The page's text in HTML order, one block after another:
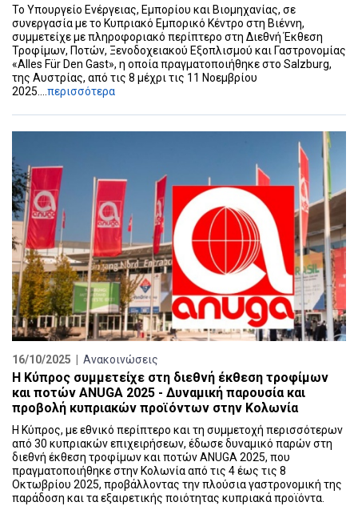
Το Υπουργείο Ενέργειας, Εμπορίου και Βιομηχανίας, σε
συνεργασία με το Κυπριακό Εμπορικό Κέντρο στη Βιέννη,
συμμετείχε με πληροφοριακό περίπτερο στη Διεθνή Έκθεση
Τροφίμων, Ποτών, Ξενοδοχειακού Εξοπλισμού και Γαστρονομίας
«Alles Für Den Gast», η οποία πραγματοποιήθηκε στο Salzburg,
της Αυστρίας, από τις 8 μέχρι τις 11 Νοεμβρίου
2025.... περισσότερα
16/10/2025 | Ανακοινώσεις
Η Κύπρος συμμετείχε στη διεθνή έκθεση τροφίμων
και ποτών ANUGA 2025 - Δυναμική παρουσία και
προβολή κυπριακών προϊόντων στην Κολωνία
Η Κύπρος, με εθνικό περίπτερο και τη συμμετοχή περισσότερων
από 30 κυπριακών επιχειρήσεων, έδωσε δυναμικό παρών στη
διεθνή έκθεση τροφίμων και ποτών ANUGA 2025, που
πραγματοποιήθηκε στην Κολωνία από τις 4 έως τις 8
Οκτωβρίου 2025, προβάλλοντας την πλούσια γαστρονομική της
παράδοση και τα εξαιρετικής ποιότητας κυπριακά προϊόντα.